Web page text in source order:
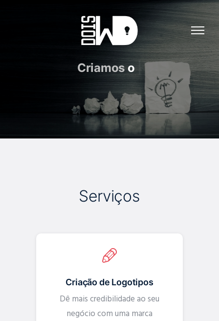
Criamosa |
Serviços
Criação de Logotipos
Dê mais credibilidade ao seu
negócio com uma marca